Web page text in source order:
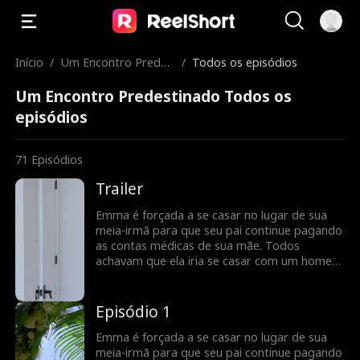
Início / Um Encontro Predes
/ Todos os episódios
Um Encontro Predestinado Todos os
episódios
71 Episódios
Trailer
Emma é forçada a se casar no lugar de sua
meia-irmã para que seu pai continue pagando
as contas médicas de sua mãe. Todos
achavam que ela iria se casar com um homem
Anderson. Tommy desenvolve um carinho
especial por Emma, apoiando secretamente
sua carreira e protegendo-a quando
necessário. Mas quando a verdade sobre o
Episódio 1
Emma é forçada a se casar no lugar de sua
meia-irmã para que seu pai continue pagando